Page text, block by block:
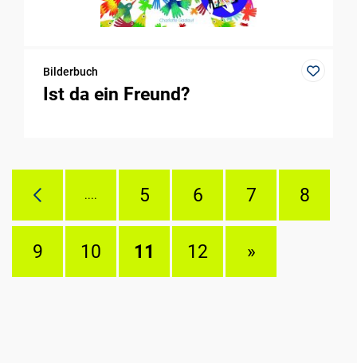
Bilderbuch
Ist da ein Freund?
.... 5 6 7 8
9 10 11 12 »